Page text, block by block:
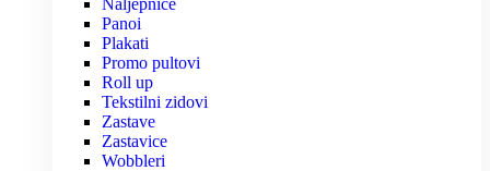
Naljepnice
Panoi
Plakati
Promo pultovi
Roll up
Tekstilni zidovi
Zastave
Zastavice
Wobbleri